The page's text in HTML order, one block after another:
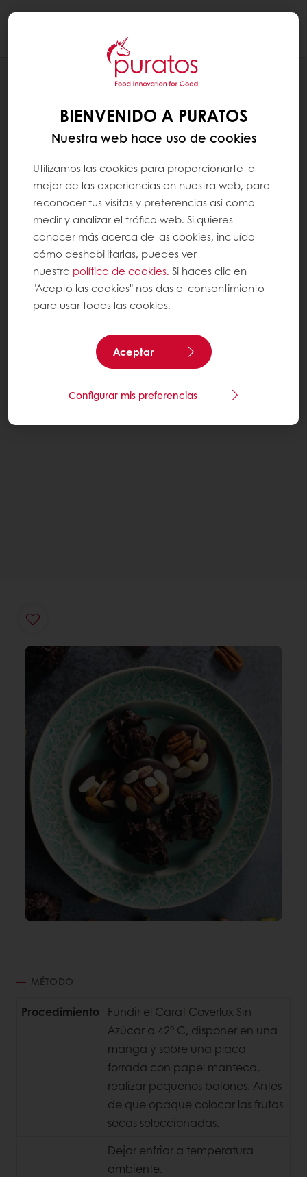
MÉTODO
Procedimiento
Fundir el Carat Coverlux Sin
Azúcar a 42° C, disponer en una
manga y sobre una placa
forrada con papel manteca,
realizar pequeños botones. Antes
de que opaque colocar las frutas
secas seleccionadas.
Dejar enfriar a temperatura
ambiente.
BIENVENIDO A PURATOS
Nuestra web hace uso de cookies
Utilizamos las cookies para proporcionarte la
mejor de las experiencias en nuestra web, para
reconocer tus visitas y preferencias así como
medir y analizar el tráfico web. Si quieres
conocer más acerca de las cookies, incluído
cómo deshabilitarlas, puedes ver
nuestra política de cookies. Si haces clic en
"Acepto las cookies" nos das el consentimiento
para usar todas las cookies.
Aceptar
Configurar mis preferencias